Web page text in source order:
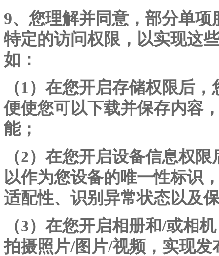
9、您理解并同意，部分单
特定的访问权限，以实现这
如：
（1）在您开启存储权限后
便使您可以下载并保存内容
能；
（2）在您开启设备信息权
以作为您设备的唯一性标识
适配性、识别异常状态以及
（3）在您开启相册和/或相
拍摄照片/图片/视频，实现